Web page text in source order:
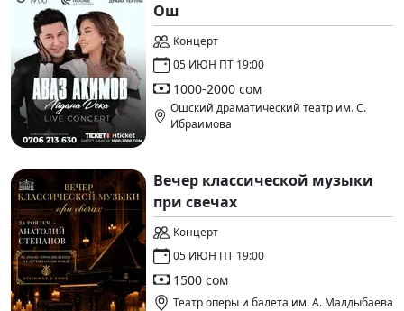
Ош
Концерт
05 ИЮН ПТ 19:00
1000-2000 сом
Ошский драматический театр им. С.
Ибраимова
Вечер классической музыки
при свечах
Концерт
05 ИЮН ПТ 19:00
1500 сом
Театр оперы и балета им. А. Малдыбаева